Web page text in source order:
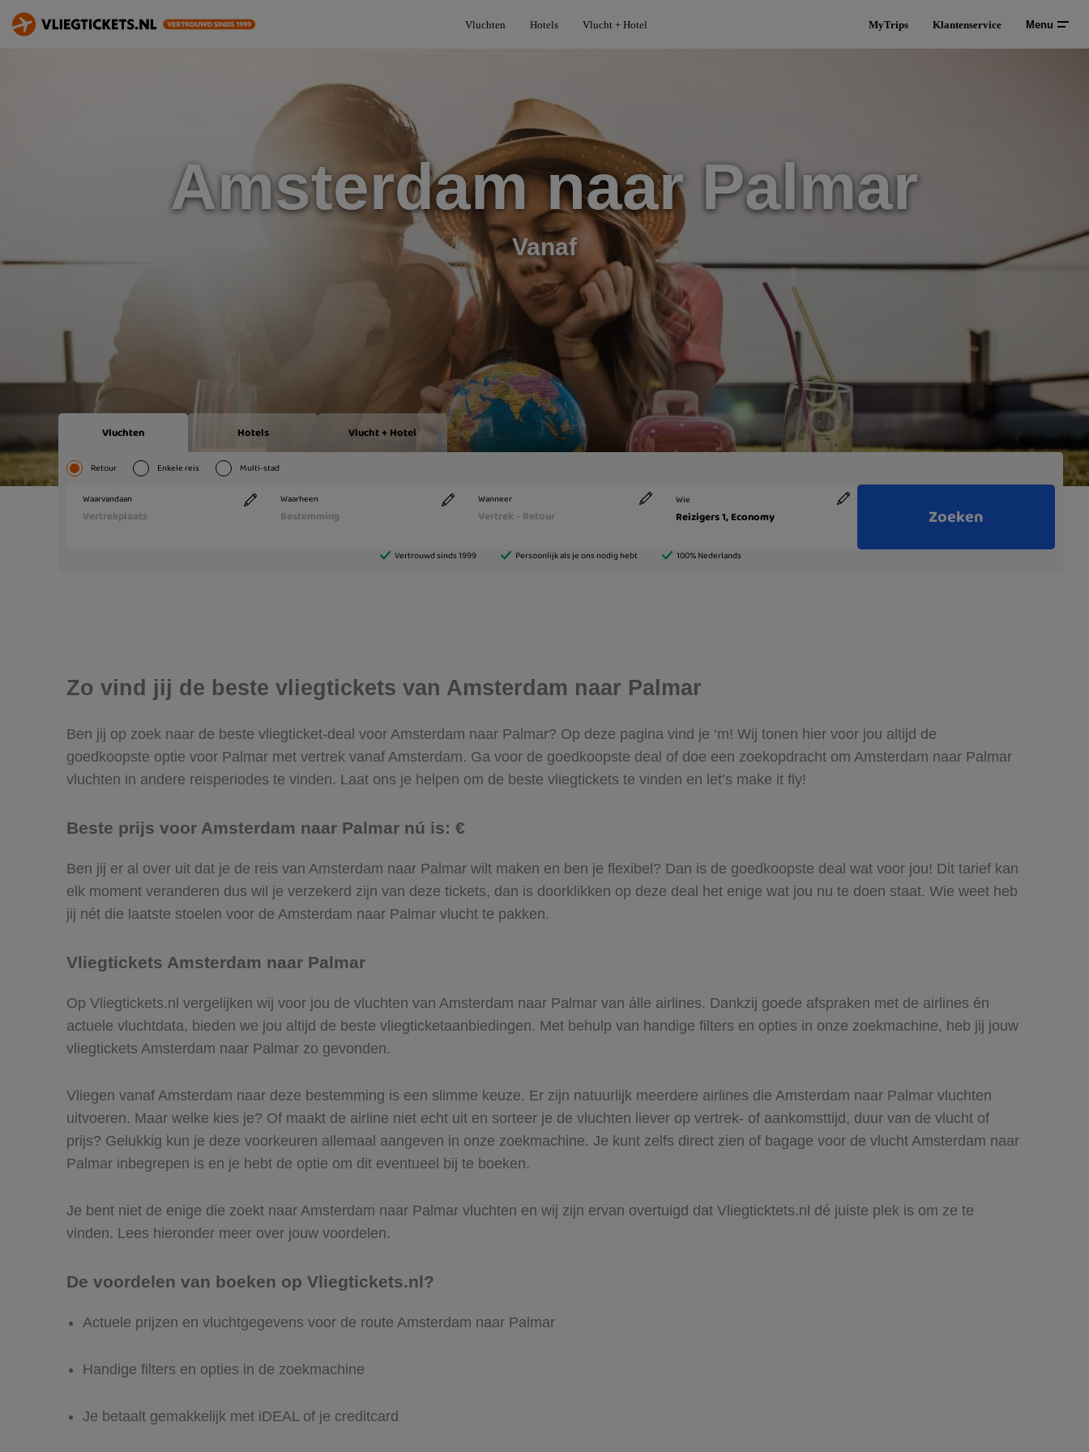
Vluchten Hotels Vlucht + Hotel MyTrips Klantenservice Menu
Amsterdam naar Palmar
Vanaf
Zo vind jij de beste vliegtickets van Amsterdam naar Palmar
Ben jij op zoek naar de beste vliegticket-deal voor Amsterdam naar Palmar? Op deze pagina vind je ‘m! Wij tonen hier voor jou altijd de
goedkoopste optie voor Palmar met vertrek vanaf Amsterdam. Ga voor de goedkoopste deal of doe een zoekopdracht om Amsterdam naar Palmar
vluchten in andere reisperiodes te vinden. Laat ons je helpen om de beste vliegtickets te vinden en let’s make it fly!
Beste prijs voor Amsterdam naar Palmar nú is: €
Ben jij er al over uit dat je de reis van Amsterdam naar Palmar wilt maken en ben je flexibel? Dan is de goedkoopste deal wat voor jou! Dit tarief kan
elk moment veranderen dus wil je verzekerd zijn van deze tickets, dan is doorklikken op deze deal het enige wat jou nu te doen staat. Wie weet heb
jij nét die laatste stoelen voor de Amsterdam naar Palmar vlucht te pakken.
Vliegtickets Amsterdam naar Palmar
Op Vliegtickets.nl vergelijken wij voor jou de vluchten van Amsterdam naar Palmar van álle airlines. Dankzij goede afspraken met de airlines én
actuele vluchtdata, bieden we jou altijd de beste vliegticketaanbiedingen. Met behulp van handige filters en opties in onze zoekmachine, heb jij jouw
vliegtickets Amsterdam naar Palmar zo gevonden.
Vliegen vanaf Amsterdam naar deze bestemming is een slimme keuze. Er zijn natuurlijk meerdere airlines die Amsterdam naar Palmar vluchten
uitvoeren. Maar welke kies je? Of maakt de airline niet echt uit en sorteer je de vluchten liever op vertrek- of aankomsttijd, duur van de vlucht of
prijs? Gelukkig kun je deze voorkeuren allemaal aangeven in onze zoekmachine. Je kunt zelfs direct zien of bagage voor de vlucht Amsterdam naar
Palmar inbegrepen is en je hebt de optie om dit eventueel bij te boeken.
Je bent niet de enige die zoekt naar Amsterdam naar Palmar vluchten en wij zijn ervan overtuigd dat Vliegticktets.nl dé juiste plek is om ze te
vinden. Lees hieronder meer over jouw voordelen.
De voordelen van boeken op Vliegtickets.nl?
Actuele prijzen en vluchtgegevens voor de route Amsterdam naar Palmar
Handige filters en opties in de zoekmachine
Je betaalt gemakkelijk met iDEAL of je creditcard